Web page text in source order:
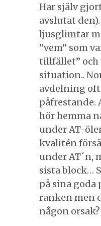
Har själv
avslutat
ljusglimtar
”vem” som
tillfället” och
situation..
avdelning
påfrestande.
hör hemma
under AT-
kvalitén
under AT´n,
sista block…
på sina goda
ranken men
någon orsak?